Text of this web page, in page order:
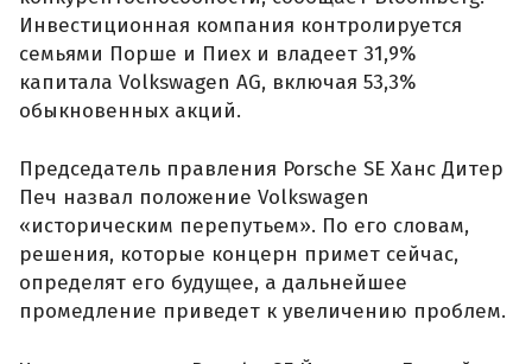
Инвестиционная компания контролируется
семьями Порше и Пиех и владеет 31,9%
капитала Volkswagen AG, включая 53,3%
обыкновенных акций.
Председатель правления Porsche SE Ханс Дитер
Печ назвал положение Volkswagen
«историческим перепутьем». По его словам,
решения, которые концерн примет сейчас,
определят его будущее, а дальнейшее
промедление приведет к увеличению проблем.